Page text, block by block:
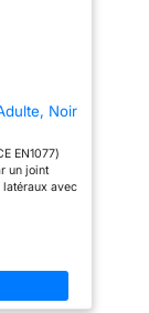
Noir
EN1077)
un joint
avec
les
les
lunettes
de